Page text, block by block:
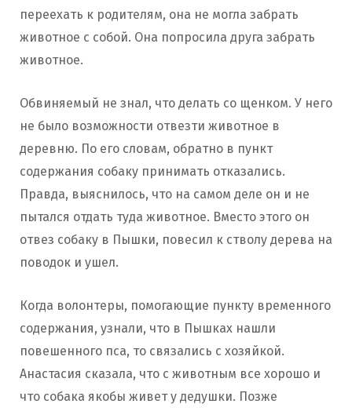
переехать к родителям, она не могла забрать
животное с собой. Она попросила друга забрать
животное.
Обвиняемый не знал, что делать со щенком. У него
не было возможности отвезти животное в
деревню. По его словам, обратно в пункт
содержания собаку принимать отказались.
Правда, выяснилось, что на самом деле он и не
пытался отдать туда животное. Вместо этого он
отвез собаку в Пышки, повесил к стволу дерева на
поводок и ушел.
Когда волонтеры, помогающие пункту временного
содержания, узнали, что в Пышках нашли
повешенного пса, то связались с хозяйкой.
Анастасия сказала, что с животным все хорошо и
что собака якобы живет у дедушки. Позже